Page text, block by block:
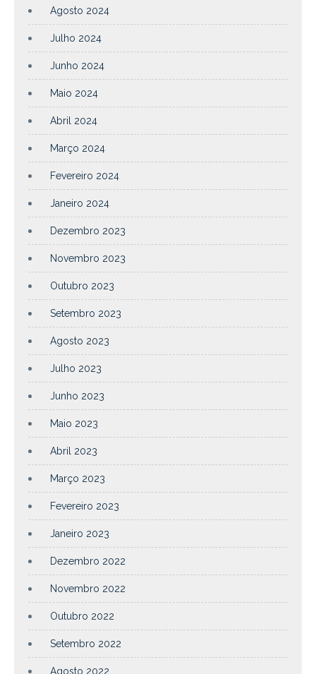
Agosto 2024
Julho 2024
Junho 2024
Maio 2024
Abril 2024
Março 2024
Fevereiro 2024
Janeiro 2024
Dezembro 2023
Novembro 2023
Outubro 2023
Setembro 2023
Agosto 2023
Julho 2023
Junho 2023
Maio 2023
Abril 2023
Março 2023
Fevereiro 2023
Janeiro 2023
Dezembro 2022
Novembro 2022
Outubro 2022
Setembro 2022
Agosto 2022